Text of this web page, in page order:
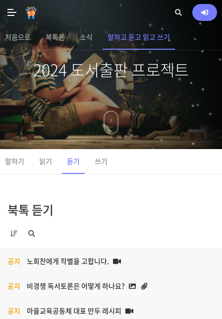
처음으로 북톡은 소식 말하고 듣고 읽고 쓰기
2024 도서출판 프로젝트
말하기 읽기 듣기 쓰기
북톡 듣기
공지 노회찬에게 작별을 고합니다.
공지 비경쟁 독서토론은 어떻게 하나요?
공지 마을교육공동체 대표 만두 레시피